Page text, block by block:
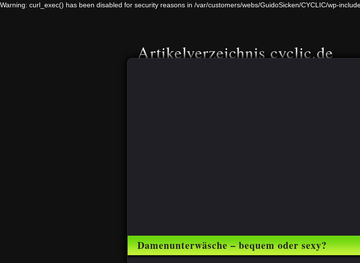
Warning: curl_exec() has been disabled for security reasons in /var/customers/webs/GuidoSicken/CYCLIC/wp-
Artikelverzeichnis cyclic.de
Damenunterwäsche – bequem oder sexy?